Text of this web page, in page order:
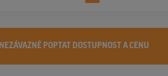
NEZÁVAZNĚ POPTAT DOSTUPNOST A CENU